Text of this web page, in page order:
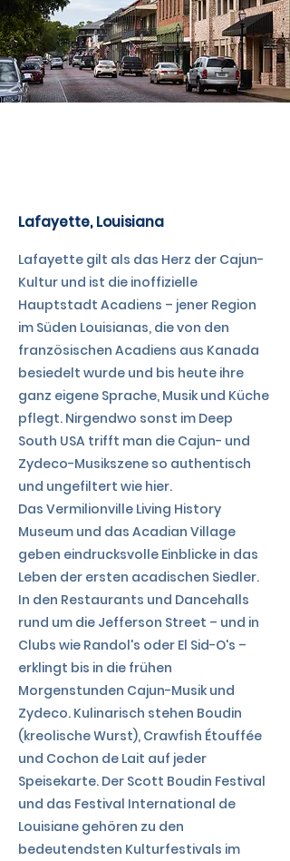
Lafayette, Louisiana
Lafayette gilt als das Herz der Cajun-
Kultur und ist die inoffizielle
Hauptstadt Acadiens – jener Region
im Süden Louisianas, die von den
französischen Acadiens aus Kanada
besiedelt wurde und bis heute ihre
ganz eigene Sprache, Musik und Küche
pflegt. Nirgendwo sonst im Deep
South USA trifft man die Cajun- und
Zydeco-Musikszene so authentisch
und ungefiltert wie hier.
Das Vermilionville Living History
Museum und das Acadian Village
geben eindrucksvolle Einblicke in das
Leben der ersten acadischen Siedler.
In den Restaurants und Dancehalls
rund um die Jefferson Street – und in
Clubs wie Randol's oder El Sid-O's –
erklingt bis in die frühen
Morgenstunden Cajun-Musik und
Zydeco. Kulinarisch stehen Boudin
(kreolische Wurst), Crawfish Étouffée
und Cochon de Lait auf jeder
Speisekarte. Der Scott Boudin Festival
und das Festival International de
Louisiane gehören zu den
bedeutendsten Kulturfestivals im